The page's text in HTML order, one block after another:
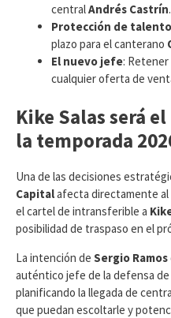
centralAndrés Castrín.
Protección de talento
plazo para el canterano
El nuevo jefe: Retener
cualquier oferta de
Kike Salas será
la temporada
​Una de las decisiones
Capitalafecta directamente al
el cartel de intransferible a
posibilidad de traspaso en el
La intención de Sergio Ramos
auténtico jefe de la defensa de
planificando la llegada de
que puedan escoltarle y